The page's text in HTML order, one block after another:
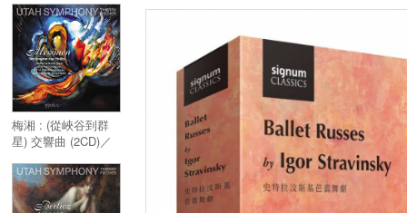
梅湘 : (從峽谷到群
星) 交響曲 (2CD)／
canyons aux etoiles
(2CD)